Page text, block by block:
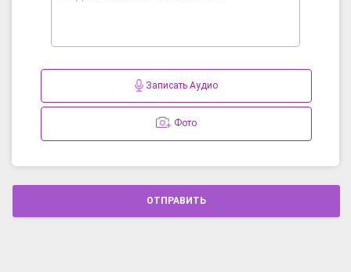
Записать Аудио
Фото
ОТПРАВИТЬ